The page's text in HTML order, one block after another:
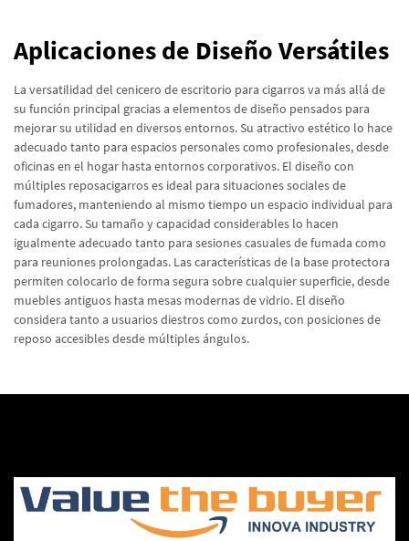
Aplicaciones de Diseño Versátiles
La versatilidad del cenicero de escritorio para cigarros va más allá de
su función principal gracias a elementos de diseño pensados para
mejorar su utilidad en diversos entornos. Su atractivo estético lo hace
adecuado tanto para espacios personales como profesionales, desde
oficinas en el hogar hasta entornos corporativos. El diseño con
múltiples reposacigarros es ideal para situaciones sociales de
fumadores, manteniendo al mismo tiempo un espacio individual para
cada cigarro. Su tamaño y capacidad considerables lo hacen
igualmente adecuado tanto para sesiones casuales de fumada como
para reuniones prolongadas. Las características de la base protectora
permiten colocarlo de forma segura sobre cualquier superficie, desde
muebles antiguos hasta mesas modernas de vidrio. El diseño
considera tanto a usuarios diestros como zurdos, con posiciones de
reposo accesibles desde múltiples ángulos.